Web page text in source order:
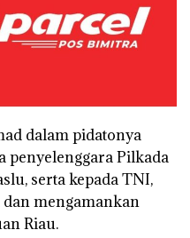
dalam pidatonya
penyelenggara Pilkada
serta kepada TNI,
mengamankan
Riau.